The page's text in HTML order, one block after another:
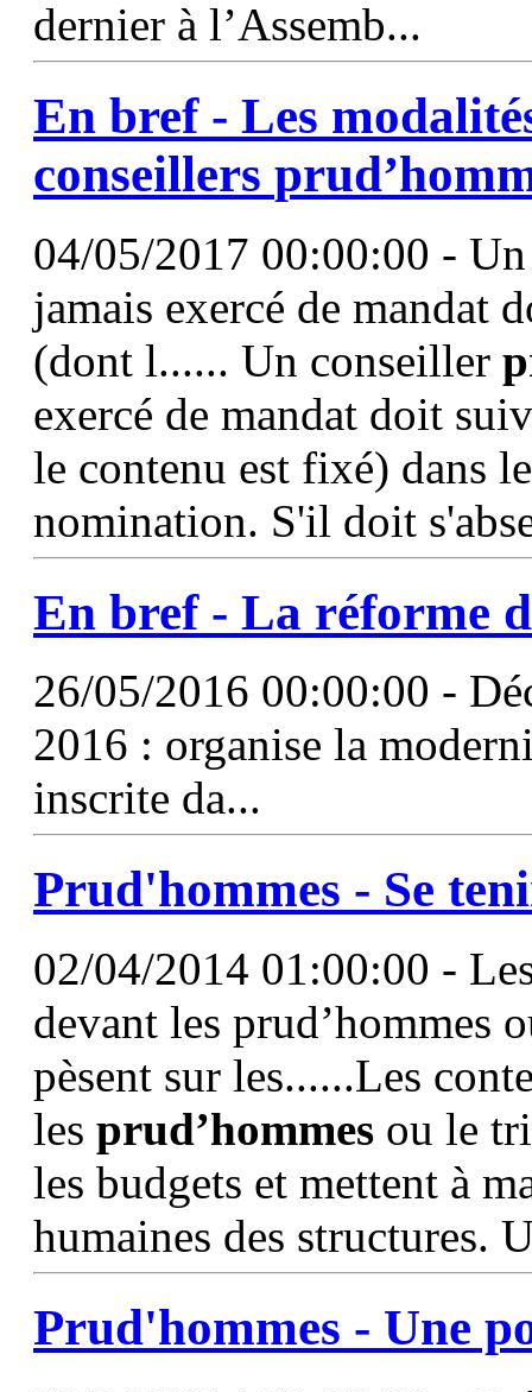
dernier à l’Assemb...
En bref - Les
conseillers
04/05/2017 00:00:00 -
jamais exercé de mandat
(dont l...... Un conseiller
exercé de mandat doit
le contenu est fixé) dans
nomination. S'il doit
En bref - La réforme
26/05/2016 00:00:00 -
2016 : organise la
inscrite da...
Prud'hommes - Se
02/04/2014 01:00:00 -
devant les prud’hommes
pèsent sur les......Les
les prud’hommes ou le
les budgets et mettent à
humaines des structures.
Prud'hommes - Une